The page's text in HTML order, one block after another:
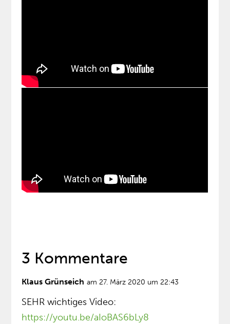
3 Kommentare
Klaus Grünseich am 27. März 2020 um 22:43
SEHR wichtiges Video:
https://youtu.be/aIoBAS6bLy8